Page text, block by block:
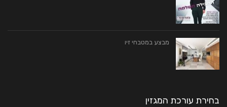
מבצע במטבחי זיו
בחירת עורכת המגזין